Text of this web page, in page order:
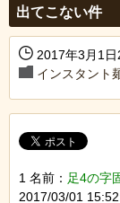
出てこない件
2017年3月1
インスタント
1 名前： 足4の字
2017/03/01